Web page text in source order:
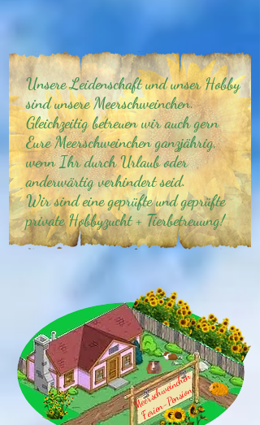
Unsere Leidenschaft und unser Hobby
sind unsere Meerschweinchen.
Gleichzeitig betreuen wir auch gern
Eure Meerschweinchen ganzjährig,
wenn Ihr durch Urlaub oder
anderwärtig verhindert seid.
Wir sind eine geprüfte und geprüfte
private Hobbyzucht + Tierbetreuung!
Meerschweinchen
Ferien-Pension